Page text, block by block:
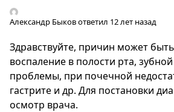
Александр Быковответил 12 лет назад
Здравствуйте, причин может
воспаление в полости рта,
проблемы, при почечной
гастрите и др. Для постановки
осмотр врача.